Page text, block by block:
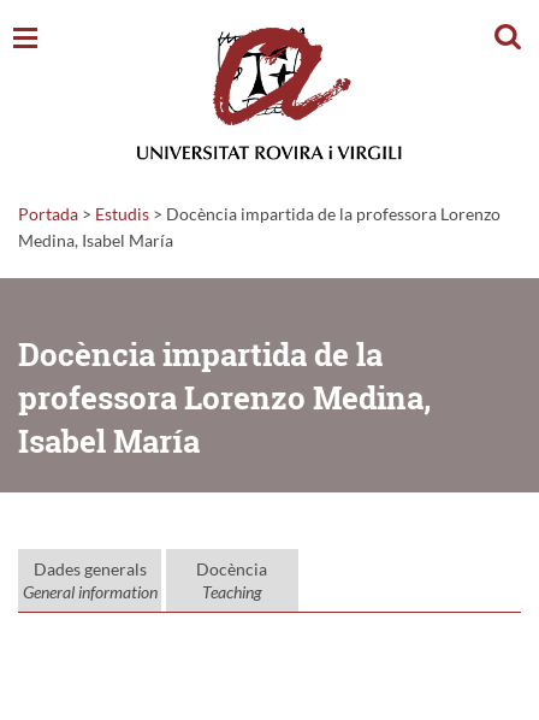
Portada > Estudis > Docència impartida de la professora Lorenzo
Medina, Isabel María
Docència impartida de la
professora Lorenzo Medina,
Isabel María
Dades generals
General information
Docència
Teaching